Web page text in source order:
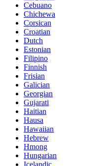
Cebuano
Chichewa
Corsican
Croatian
Dutch
Estonian
Filipino
Finnish
Frisian
Galician
Georgian
Gujarati
Haitian
Hausa
Hawaiian
Hebrew
Hmong
Hungarian
Icelandic